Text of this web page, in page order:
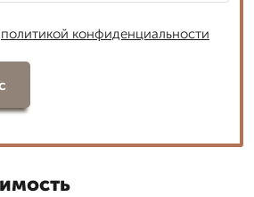
политикой конфиденциальности